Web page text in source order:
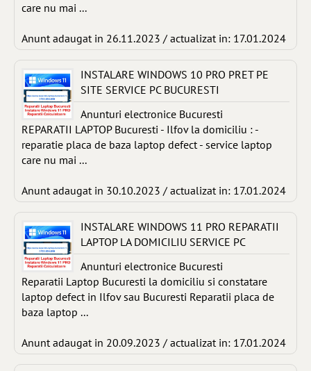
care nu mai ...
Anunt adaugat in 26.11.2023 / actualizat in: 17.01.2024
INSTALARE WINDOWS 10 PRO PRET PE
SITE SERVICE PC BUCURESTI
Anunturi electronice Bucuresti
REPARATII LAPTOP Bucuresti - Ilfov la domiciliu : -
reparatie placa de baza laptop defect - service laptop
care nu mai ...
Anunt adaugat in 30.10.2023 / actualizat in: 17.01.2024
INSTALARE WINDOWS 11 PRO REPARATII
LAPTOP LA DOMICILIU SERVICE PC
Anunturi electronice Bucuresti
Reparatii Laptop Bucuresti la domiciliu si constatare
laptop defect in Ilfov sau Bucuresti Reparatii placa de
baza laptop ...
Anunt adaugat in 20.09.2023 / actualizat in: 17.01.2024